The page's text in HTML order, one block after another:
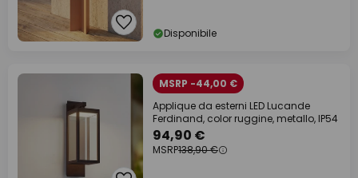
Disponibile
MSRP -44,00 €
Applique da esterni LED Lucande
Ferdinand, color ruggine, metallo, IP54
94,90 €
MSRP138,90 €